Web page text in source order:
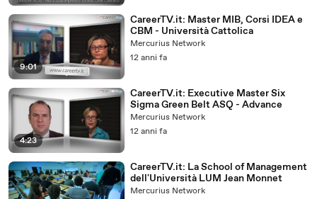
9:01
CareerTV.it: Master MIB, Corsi IDEA e
CBM - Università Cattolica
Mercurius Network
12 anni fa
4:23
CareerTV.it: Executive Master Six
Sigma Green Belt ASQ - Advance
Mercurius Network
12 anni fa
CareerTV.it: La School of Management
dell'Università LUM Jean Monnet
Mercurius Network